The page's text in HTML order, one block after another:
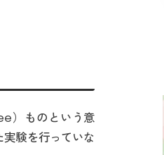
）ものという意
験を行っていな